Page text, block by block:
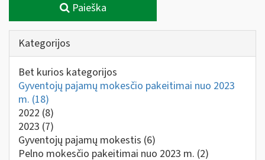
Paieška
Kategorijos
Bet kurios kategorijos
Gyventojų pajamų mokesčio pakeitimai nuo 2023
m. (18)
2022 (8)
2023 (7)
Gyventojų pajamų mokestis (6)
Pelno mokesčio pakeitimai nuo 2023 m. (2)